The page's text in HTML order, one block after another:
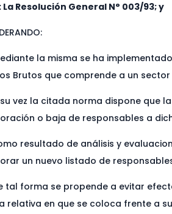
La Resolución General N° 003/93; y
la misma se ha
Brutos que comprende a un
su vez la citada norma dispone que
o baja de responsables a
resultado de análisis y
un nuevo listado de
tal forma se propende a evitar
relativa en que se coloca frente a